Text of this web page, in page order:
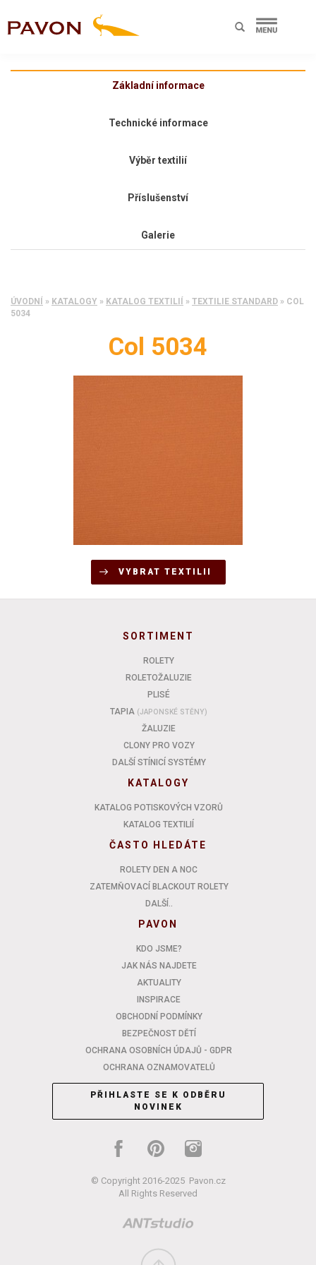
Základní informace
Technické informace
Výběr textilií
Příslušenství
Galerie
ÚVODNÍ » KATALOGY » KATALOG TEXTILIÍ » TEXTILIE STANDARD » COL
5034
Col 5034
VYBRAT TEXTILII
SORTIMENT
ROLETY
ROLETOŽALUZIE
PLISÉ
TAPIA (JAPONSKÉ STĚNY)
ŽALUZIE
CLONY PRO VOZY
DALŠÍ STÍNICÍ SYSTÉMY
KATALOGY
KATALOG POTISKOVÝCH VZORŮ
KATALOG TEXTILIÍ
ČASTO HLEDÁTE
ROLETY DEN A NOC
ZATEMŇOVACÍ BLACKOUT ROLETY
DALŠÍ..
PAVON
KDO JSME?
JAK NÁS NAJDETE
AKTUALITY
INSPIRACE
OBCHODNÍ PODMÍNKY
BEZPEČNOST DĚTÍ
OCHRANA OSOBNÍCH ÚDAJŮ - GDPR
OCHRANA OZNAMOVATELŮ
PŘIHLASTE SE K ODBĚRU
NOVINEK
© Copyright 2016-2025 Pavon.cz
All Rights Reserved